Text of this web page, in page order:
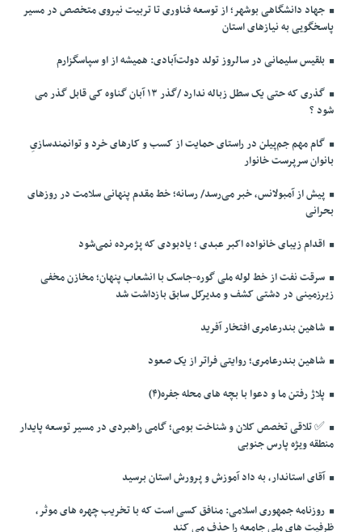
جهاد دانشگاهی بوشهر؛ از توسعه فناوری تا تربیت نیروی متخصص در مسیر
پاسخگویی به نیازهای استان
بلقیس سلیمانی در سالروز تولد دولت‌آبادی: همیشه از او سپاسگزارم
گذری که حتی یک سطل زباله ندارد /گذر ۱۳ آبان گناوه کی قابل گذر می
شود ؟
گام مهم جم‌پیلن در راستای حمایت از کسب و کارهای خرد و توانمندسازیِ
بانوان سرپرست خانوار
پیش از آمبولانس، خبر می‌رسد/ رسانه؛ خط مقدم پنهانی سلامت در روزهای
بحرانی
اقدام زیبای خانواده اکبر عبدی ؛ یادبودی که پژمرده نمی‌شود
سرقت نفت از خط لوله ملی گوره-جاسک با انشعاب پنهان؛ مخازن مخفی
زیرزمینی در دشتی کشف و مدیرکل سابق بازداشت شد
شاهین بندرعامری افتخار آفرید
شاهین بندرعامری؛ روایتی فراتر از یک صعود
پلاژ رفتن ما و دعوا با بچه های محله جفره(۴)
✅️ تلاقی تخصص کلان و شناخت بومی؛ گامی راهبردی در مسیر توسعه پایدار
منطقه ویژه پارس جنوبی
آقای استاندار، به داد آموزش و پرورش استان برسید
روزنامه جمهوری اسلامی: منافق کسی است که با تخریب چهره های موثر،
ظرفیت های ملی جامعه را حذف می کند